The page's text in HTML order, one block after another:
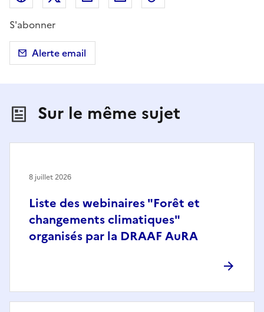
S'abonner
Alerte email
Sur le même sujet
Liste des webinaires "Forêt et
changements climatiques"
organisés par la DRAAF AuRA
8 juillet 2026